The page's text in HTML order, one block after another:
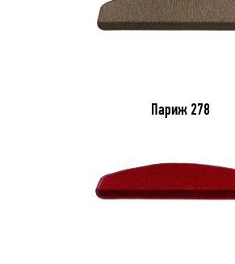
Париж 278